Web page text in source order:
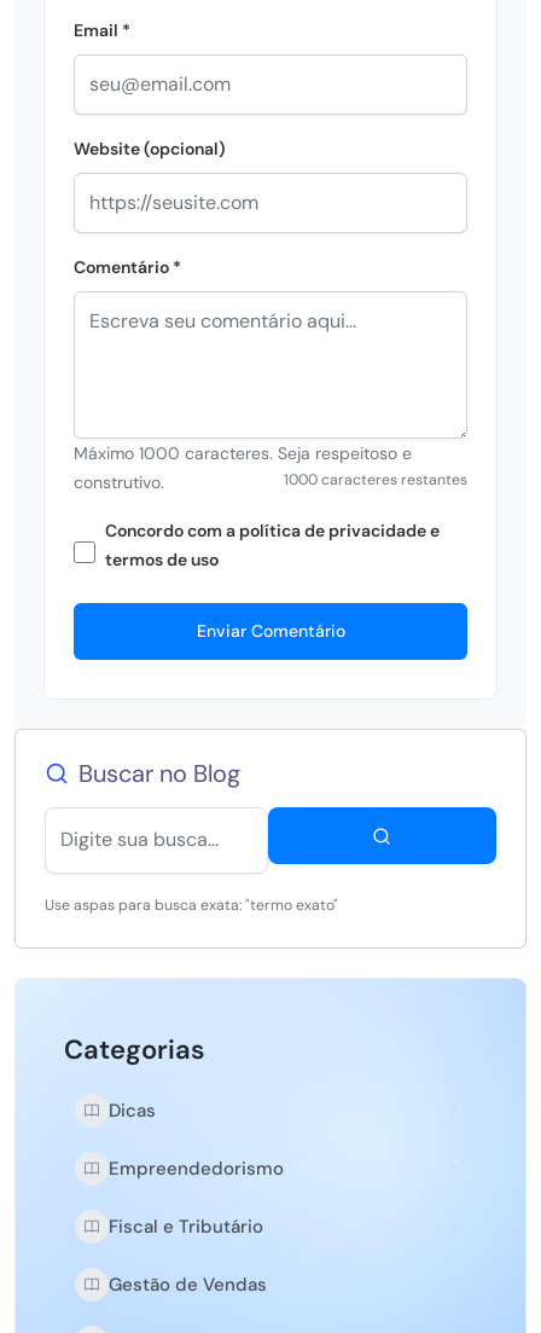
Email *
Website (opcional)
Comentário *
Máximo 1000 caracteres. Seja respeitoso e
construtivo.
1000 caracteres restantes
Concordo com a política de privacidade e
termos de uso
Enviar Comentário
Buscar no Blog
Use aspas para busca exata: "termo exato"
Categorias
Dicas
Empreendedorismo
Fiscal e Tributário
Gestão de Vendas